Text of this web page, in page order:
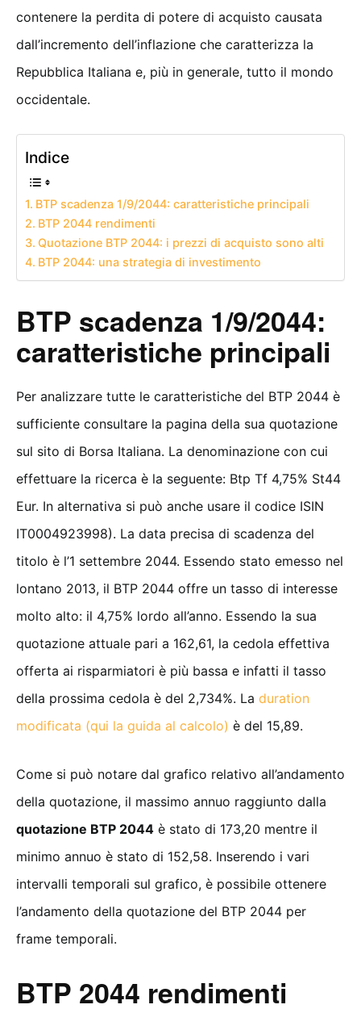
contenere la perdita di potere di acquisto causata
dall’incremento dell’inflazione che caratterizza la
Repubblica Italiana e, più in generale, tutto il mondo
occidentale.
Indice
BTP scadenza 1/9/2044: caratteristiche principali
BTP 2044 rendimenti
Quotazione BTP 2044: i prezzi di acquisto sono alti
BTP 2044: una strategia di investimento
BTP scadenza 1/9/2044:
caratteristiche principali
Per analizzare tutte le caratteristiche del BTP 2044 è
sufficiente consultare la pagina della sua quotazione
sul sito di Borsa Italiana. La denominazione con cui
effettuare la ricerca è la seguente: Btp Tf 4,75% St44
Eur. In alternativa si può anche usare il codice ISIN
IT0004923998). La data precisa di scadenza del
titolo è l’1 settembre 2044. Essendo stato emesso nel
lontano 2013, il BTP 2044 offre un tasso di interesse
molto alto: il 4,75% lordo all’anno. Essendo la sua
quotazione attuale pari a 162,61, la cedola effettiva
offerta ai risparmiatori è più bassa e infatti il tasso
della prossima cedola è del 2,734%. La duration
modificata (qui la guida al calcolo) è del 15,89.
Come si può notare dal grafico relativo all’andamento
della quotazione, il massimo annuo raggiunto dalla
quotazione BTP 2044 è stato di 173,20 mentre il
minimo annuo è stato di 152,58. Inserendo i vari
intervalli temporali sul grafico, è possibile ottenere
l’andamento della quotazione del BTP 2044 per
frame temporali.
BTP 2044 rendimenti